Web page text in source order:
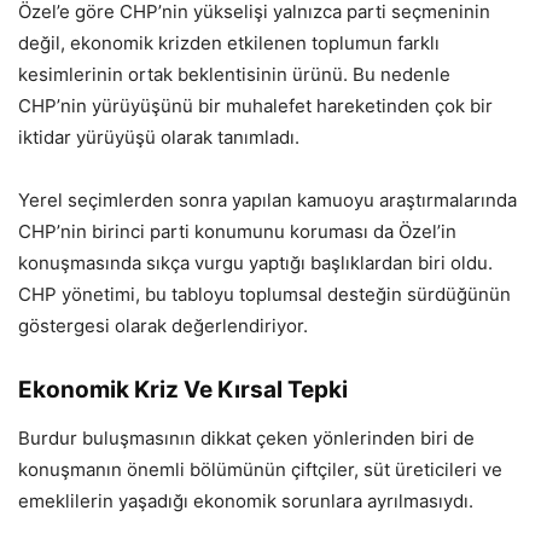
Özel’e göre CHP’nin yükselişi yalnızca parti seçmeninin
değil, ekonomik krizden etkilenen toplumun farklı
kesimlerinin ortak beklentisinin ürünü. Bu nedenle
CHP’nin yürüyüşünü bir muhalefet hareketinden çok bir
iktidar yürüyüşü olarak tanımladı.
Yerel seçimlerden sonra yapılan kamuoyu araştırmalarında
CHP’nin birinci parti konumunu koruması da Özel’in
konuşmasında sıkça vurgu yaptığı başlıklardan biri oldu.
CHP yönetimi, bu tabloyu toplumsal desteğin sürdüğünün
göstergesi olarak değerlendiriyor.
Ekonomik Kriz Ve Kırsal Tepki
Burdur buluşmasının dikkat çeken yönlerinden biri de
konuşmanın önemli bölümünün çiftçiler, süt üreticileri ve
emeklilerin yaşadığı ekonomik sorunlara ayrılmasıydı.